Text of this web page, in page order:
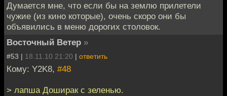
Думается мне, что если бы на землю прилетели
чужие (из кино которые), очень скоро они бы
объявились в меню дорогих столовок.
Восточный Ветер »
#53 | 18.11.10 21:20 | ответить
Кому: Y2K8, #48
> лапша Доширак с зеленью.